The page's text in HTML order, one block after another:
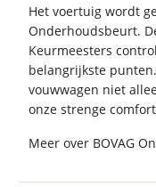
Het voertuig wordt
Onderhoudsbeurt.
Keurmeesters
belangrijkste
vouwwagen niet
onze strenge
Meer over BOVAG
Dakluik groot
Fietsenrek
Hordeur
Voortent Staat
Keuken
Boiler Inhoud 5
Eventuele
Foto's